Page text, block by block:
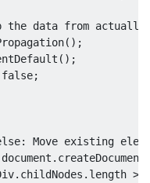
the data from actually
();
();
false;
Move existing
document .
. childNodes . length >